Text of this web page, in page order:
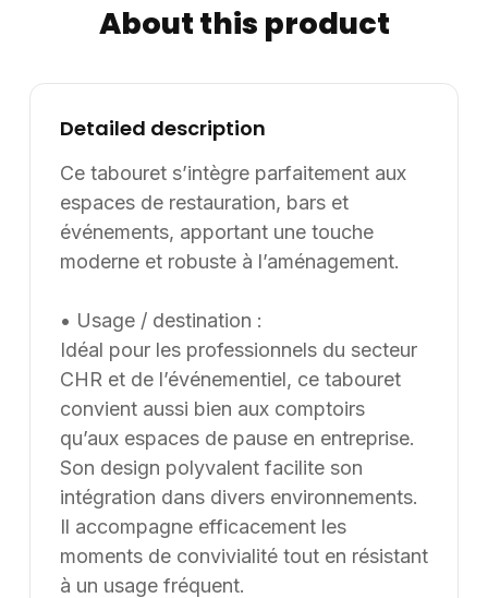
Informations complémentaires : Dimensions /
accompagne les professionnels de la restauration, de
de travail dans leurs projets d’aménagement, en
France et à l’international. Les modèles présentés au
catalogue sont adaptables sur mesure, notamment en
termes de dimensions, de finitions et de coloris, selon
les besoins du client. Nous pouvons également
développer des solutions sur mesure à partir d’une
ajusté selon les contraintes et les usages spécifiques.
About this product
Detailed description
Ce tabouret s’intègre parfaitement aux
espaces de restauration, bars et
événements, apportant une touche
moderne et robuste à l’aménagement.
• Usage / destination :
Idéal pour les professionnels du secteur
CHR et de l’événementiel, ce tabouret
convient aussi bien aux comptoirs
qu’aux espaces de pause en entreprise.
Son design polyvalent facilite son
intégration dans divers environnements.
Il accompagne efficacement les
moments de convivialité tout en résistant
à un usage fréquent.